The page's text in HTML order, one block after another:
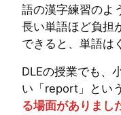
語の漢字練習のよ
長い単語ほど負担
できると、単語は
DLEの授業でも、
い「report」とい
る場面がありまし